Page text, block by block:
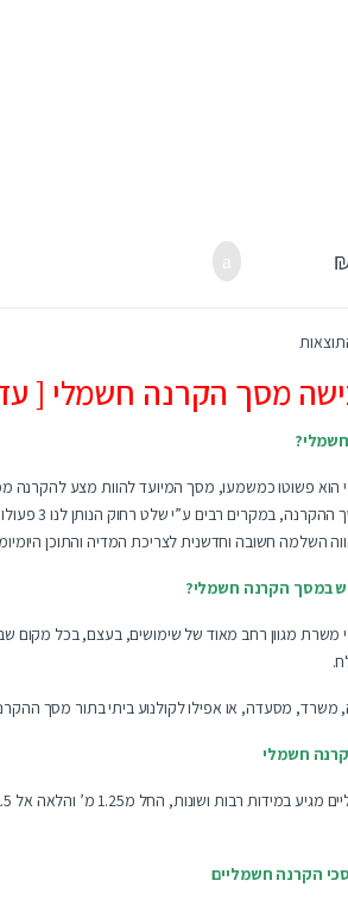
מסך הקרנה חשמלי [ עדכני
פשוטו כמשמעו, מסך המיועד להוות מצע להקרנה
הורדת/
השלמה חשובה וחדשנית לצריכת המדיה והתוכן
במסך הקרנה חשמלי?
מגוון רחב מאוד של שימושים, בעצם, בכל מקום
משרד, מסעדה, או אפילו לקולנוע ביתי בתור מסך
חשמלי
הקרנה חשמליים